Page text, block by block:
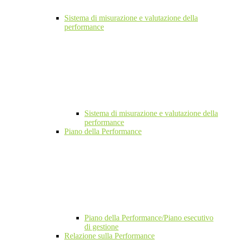
Sistema di misurazione e valutazione della
performance
Sistema di misurazione e valutazione della
performance
Piano della Performance
Piano della Performance/Piano esecutivo
di gestione
Relazione sulla Performance